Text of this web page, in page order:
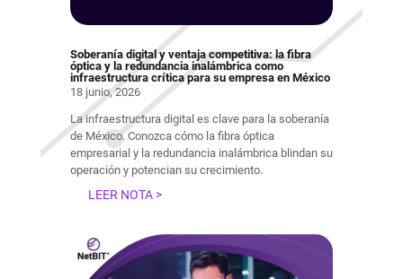
Soberanía digital y ventaja competitiva: la fibra
óptica y la redundancia inalámbrica como
infraestructura crítica para su empresa en México
18 junio, 2026
La infraestructura digital es clave para la soberanía
de México. Conozca cómo la fibra óptica
empresarial y la redundancia inalámbrica blindan su
operación y potencian su crecimiento.
LEER NOTA >